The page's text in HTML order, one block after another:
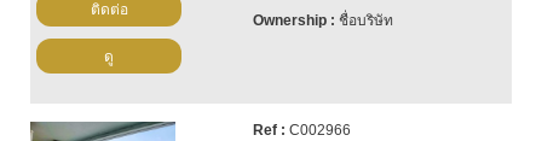
ชื่อบริษัท
ติดต่อ
ดู
C002966